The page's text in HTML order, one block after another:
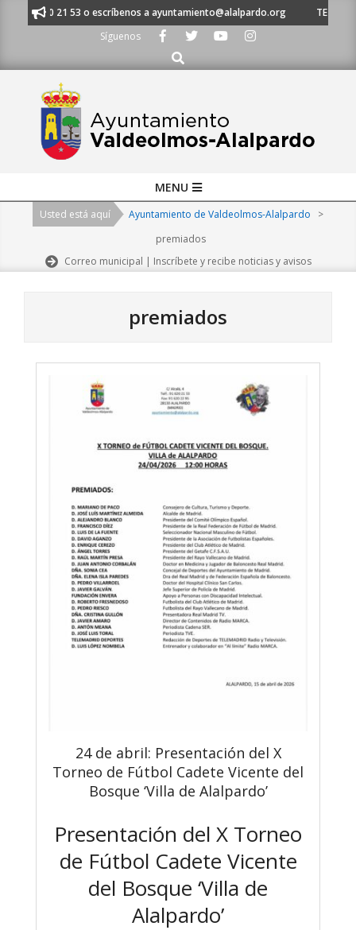
91 620 21 53 o escríbenos a ayuntamiento@alalpardo.org
TE
Síguenos
Buscar
Navigation
MENU
Usted está aquí Ayuntamiento de Valdeolmos-Alalpardo
>
premiados
Correo municipal | Inscríbete y recibe noticias y avisos
premiados
24 de abril: Presentación del X
Torneo de Fútbol Cadete Vicente del
Bosque ‘Villa de Alalpardo’
Presentación del X Torneo
de Fútbol Cadete Vicente
del Bosque ‘Villa de
Alalpardo’